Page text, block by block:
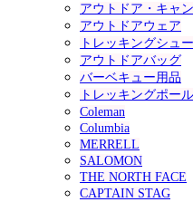
アウトドア・キャ
アウトドアウェア
トレッキングシュ
アウトドアバッグ
バーベキュー用品
トレッキングポール
Coleman
Columbia
MERRELL
SALOMON
THE NORTH FACE
CAPTAIN STAG